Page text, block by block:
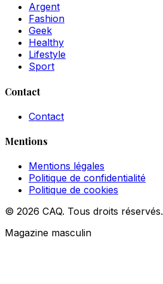
Argent
Fashion
Geek
Healthy
Lifestyle
Sport
Contact
Contact
Mentions
Mentions légales
Politique de confidentialité
Politique de cookies
© 2026 CAQ. Tous droits réservés.
Magazine masculin